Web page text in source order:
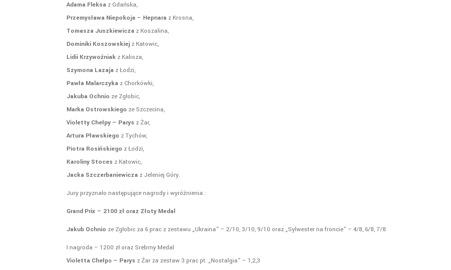
Adama Fleksa z Gdańska,
Przemysława Niepokoja – Hepnara z Krosna,
Tomasza Juszkiewicza z Koszalina,
Dominiki Koszowskiej z Katowic,
Lidii Krzywoźniak z Kalisza,
Szymona Lazaja z Łodzi,
Pawła Malarczyka z Chorkówki,
Jakuba Ochnio ze Zgłobic,
Marka Ostrowskiego ze Szczecina,
Violetty Chełpy – Parys z Żar,
Artura Pławskiego z Tychów,
Piotra Rosińskiego z Łodzi,
Karoliny Stoces z Katowic,
Jacka Szczerbaniewicza z Jeleniej Góry.
Jury przyznało następujące nagrody i wyróżnienia :
Grand Prix – 2100 zł oraz Złoty Medal
Jakub Ochnio ze Zgłobic za 6 prac z zestawu „Ukraina” – 2/10, 3/10, 9/10 oraz „Sylwester na froncie” – 4/8, 6/8, 7/8
I nagroda – 1200 zł oraz Srebrny Medal
Violetta Chełpa – Parys z Żar za zestaw 3 prac pt. „Nostalgia” – 1,2,3